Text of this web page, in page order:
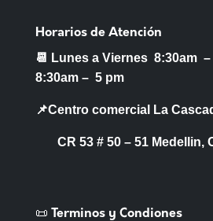
Horarios de Atención
📆 Lunes a Viernes 8:30am
8:30am – 5 pm
📌Centro comercial La
CR 53 # 50 – 51 Medellin,
📜 Terminos y Condiones